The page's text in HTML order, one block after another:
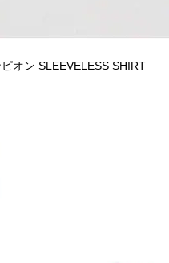
オン SLEEVELESS SHIRT